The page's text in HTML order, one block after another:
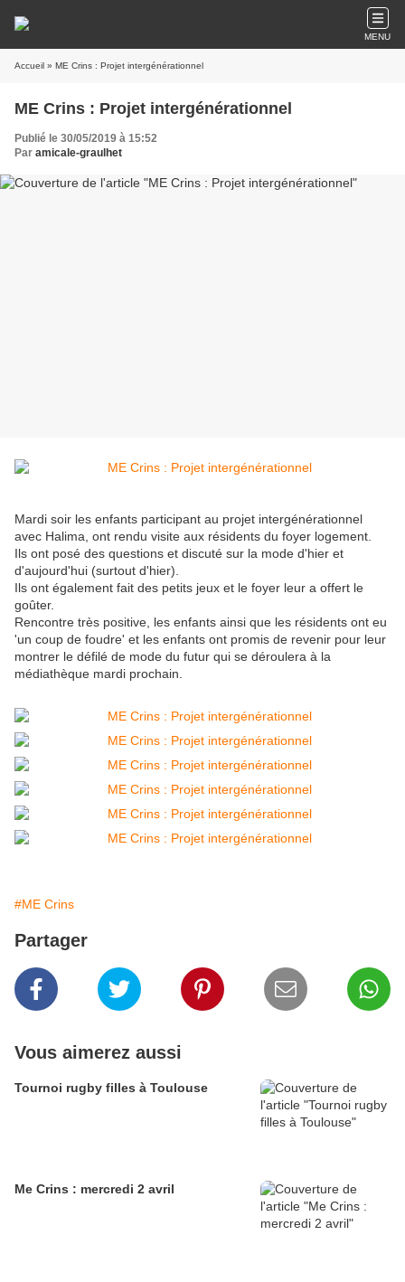
MENU
Accueil » ME Crins : Projet intergénérationnel
ME Crins : Projet intergénérationnel
Publié le 30/05/2019 à 15:52
Par amicale-graulhet
Mardi soir les enfants participant au projet intergénérationnel
avec Halima, ont rendu visite aux résidents du foyer logement.
Ils ont posé des questions et discuté sur la mode d'hier et
d'aujourd'hui (surtout d'hier).
Ils ont également fait des petits jeux et le foyer leur a offert le
goûter.
Rencontre très positive, les enfants ainsi que les résidents ont eu
'un coup de foudre' et les enfants ont promis de revenir pour leur
montrer le défilé de mode du futur qui se déroulera à la
médiathèque mardi prochain.
#ME Crins
Partager
Vous aimerez aussi
Tournoi rugby filles à Toulouse
Me Crins : mercredi 2 avril